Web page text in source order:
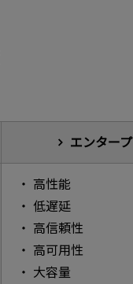
エンター
高性能
低遅延
高信頼性
高可用性
大容量